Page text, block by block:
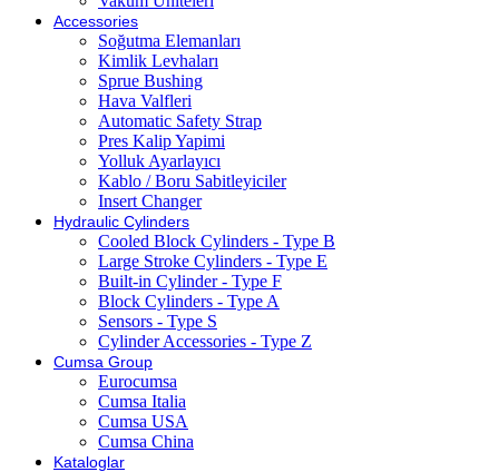
Accessories
Soğutma Elemanları
Kimlik Levhaları
Sprue Bushing
Hava Valfleri
Automatic Safety Strap
Pres Kalip Yapimi
Yolluk Ayarlayıcı
Kablo / Boru Sabitleyiciler
Insert Changer
Hydraulic Cylinders
Cooled Block Cylinders - Type B
Large Stroke Cylinders - Type E
Built-in Cylinder - Type F
Block Cylinders - Type A
Sensors - Type S
Cylinder Accessories - Type Z
Cumsa Group
Eurocumsa
Cumsa Italia
Cumsa USA
Cumsa China
Kataloglar